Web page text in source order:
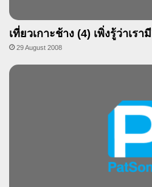
เที่ยวเกาะช้าง (4) เพิ่งรู้ว่าเร
29 August 2008